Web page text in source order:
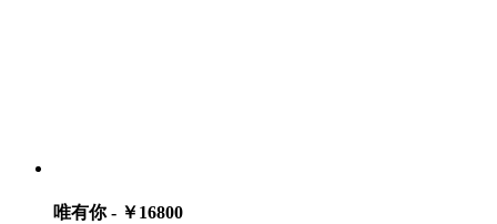
唯有你 - ￥16800